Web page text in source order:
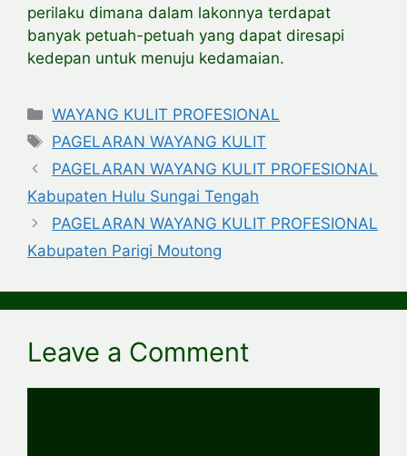
perilaku dimana dalam lakonnya terdapat
banyak petuah-petuah yang dapat diresapi
kedepan untuk menuju kedamaian.
Categories
WAYANG KULIT PROFESIONAL
Tags
PAGELARAN WAYANG KULIT
PAGELARAN WAYANG KULIT PROFESIONAL
Kabupaten Hulu Sungai Tengah
PAGELARAN WAYANG KULIT PROFESIONAL
Kabupaten Parigi Moutong
Leave a Comment